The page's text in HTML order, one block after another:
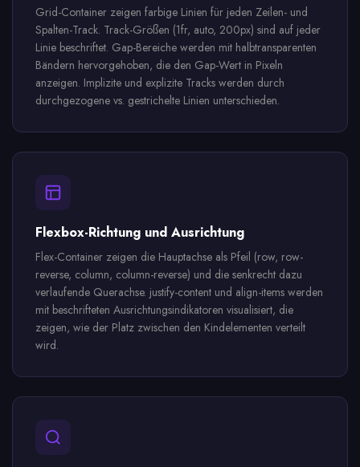
Grid-Container zeigen farbige Linien für jeden Zeilen- und
Spalten-Track. Track-Größen (1fr, auto, 200px) sind auf jeder
Linie beschriftet. Gap-Bereiche werden mit halbtransparenten
Bändern hervorgehoben, die den Gap-Wert in Pixeln
anzeigen. Implizite und explizite Tracks werden durch
durchgezogene vs. gestrichelte Linien unterschieden.
Flexbox-Richtung und Ausrichtung
Flex-Container zeigen die Hauptachse als Pfeil (row, row-
reverse, column, column-reverse) und die senkrecht dazu
verlaufende Querachse. justify-content und align-items werden
mit beschrifteten Ausrichtungsindikatoren visualisiert, die
zeigen, wie der Platz zwischen den Kindelementen verteilt
wird.